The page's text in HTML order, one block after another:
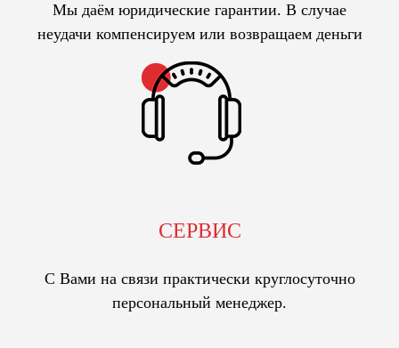
Мы даём юридические гарантии. В случае
неудачи компенсируем или возвращаем деньги
СЕРВИС
С Вами на связи практически круглосуточно
персональный менеджер.